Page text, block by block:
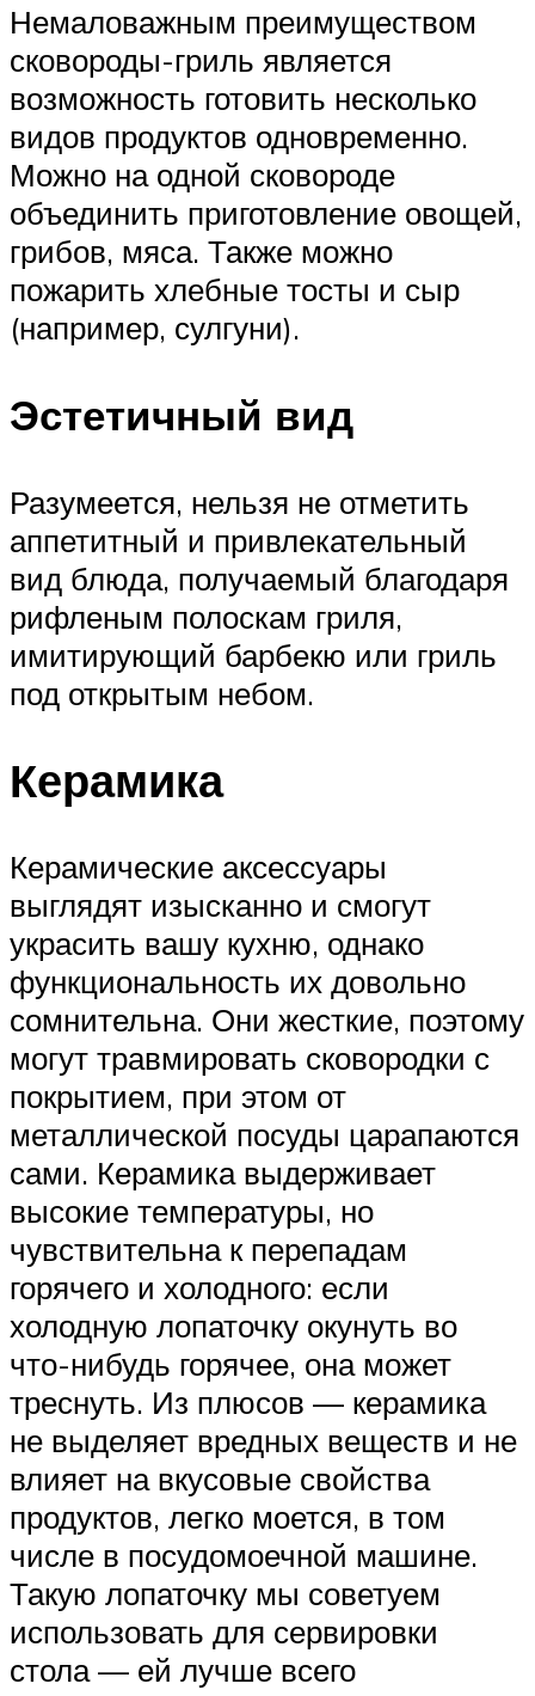
Немаловажным преимуществом
сковороды-гриль является
возможность готовить несколько
видов продуктов одновременно.
Можно на одной сковороде
объединить приготовление овощей,
грибов, мяса. Также можно
пожарить хлебные тосты и сыр
(например, сулгуни).
Эстетичный вид
Разумеется, нельзя не отметить
аппетитный и привлекательный
вид блюда, получаемый благодаря
рифленым полоскам гриля,
имитирующий барбекю или гриль
под открытым небом.
Керамика
Керамические аксессуары
выглядят изысканно и смогут
украсить вашу кухню, однако
функциональность их довольно
сомнительна. Они жесткие, поэтому
могут травмировать сковородки с
покрытием, при этом от
металлической посуды царапаются
сами. Керамика выдерживает
высокие температуры, но
чувствительна к перепадам
горячего и холодного: если
холодную лопаточку окунуть во
что-нибудь горячее, она может
треснуть. Из плюсов — керамика
не выделяет вредных веществ и не
влияет на вкусовые свойства
продуктов, легко моется, в том
числе в посудомоечной машине.
Такую лопаточку мы советуем
использовать для сервировки
стола — ей лучше всего